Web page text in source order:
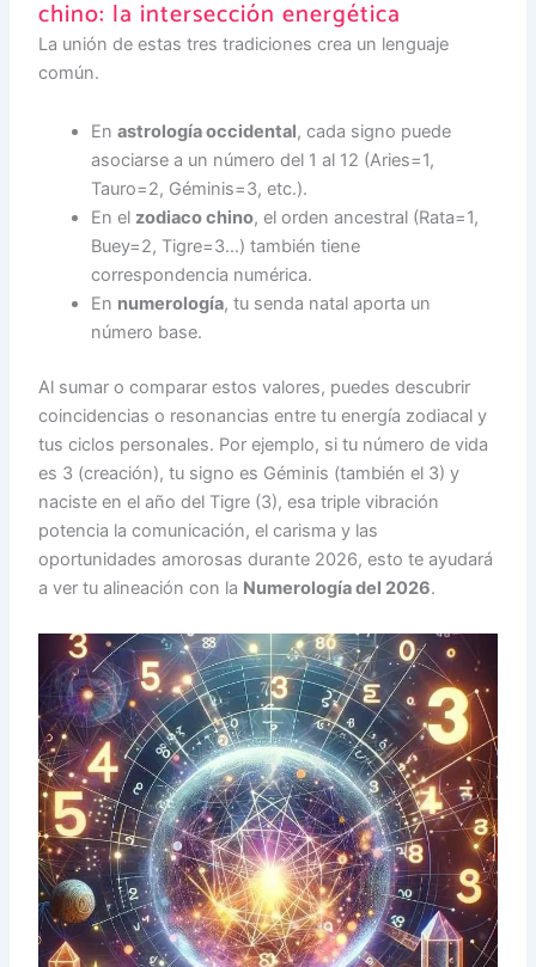
chino: la intersección energética
La unión de estas tres tradiciones crea un lenguaje
común.
Enastrología occidental, cada signo puede
asociarse a un número del 1 al 12 (Aries=1,
Tauro=2, Géminis=3, etc.).
En el zodiaco chino, el orden ancestral (Rata=1,
Buey=2, Tigre=3…) también tiene
correspondencia numérica.
En numerología, tu senda natal aporta un
número base.
Al sumar o comparar estos valores, puedes descubrir
coincidencias o resonancias entre tu energía zodiacal y
tus ciclos personales. Por ejemplo, si tu número de vida
es 3 (creación), tu signo es Géminis (también el 3) y
naciste en el año del Tigre (3), esa triple vibración
potencia la comunicación, el carisma y las
oportunidades amorosas durante 2026, esto te ayudará
a ver tu alineación con la Numerología del 2026.